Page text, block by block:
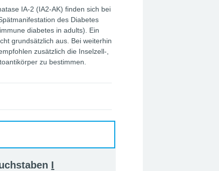
IA-2 (IA2-AK) finden sich bei
des Diabetes
diabetes in adults). Ein
grundsätzlich aus. Bei weiterhin
zusätzlich die Inselzell-,
zu bestimmen.
I